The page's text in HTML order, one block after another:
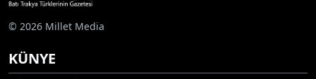
© 2026 Millet Media
KÜNYE